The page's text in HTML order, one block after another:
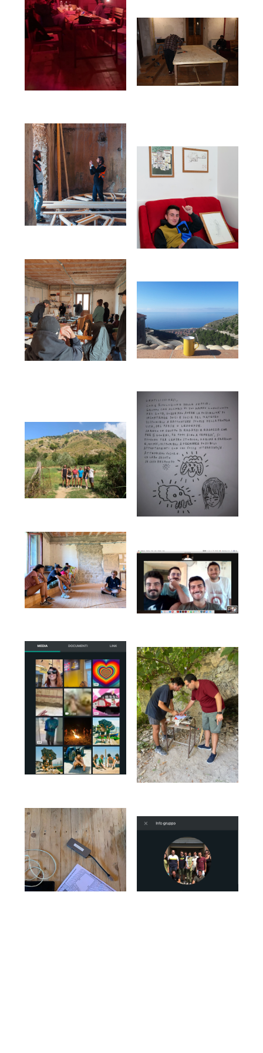
👀 FAQ
☎️ Contatti
✋ Partecipa
📢 Newsletter
Designed by
La Rivoluzione delle Seppie
Code: Alessandro Panto.
Fonts:
Rumori Attenuati by MuirMcNeil;Ink,Pan, Anatoma Sans &
Auntie Serifby Matteo Blandford
Direttivo de La Rivoluzione delle Seppie:
Partners di Progetto:
Col patrocinio di: